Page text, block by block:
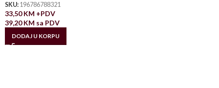
SKU: 196786788321
33,50KM +PDV
39,20KM sa PDV
DODAJ U KORPU